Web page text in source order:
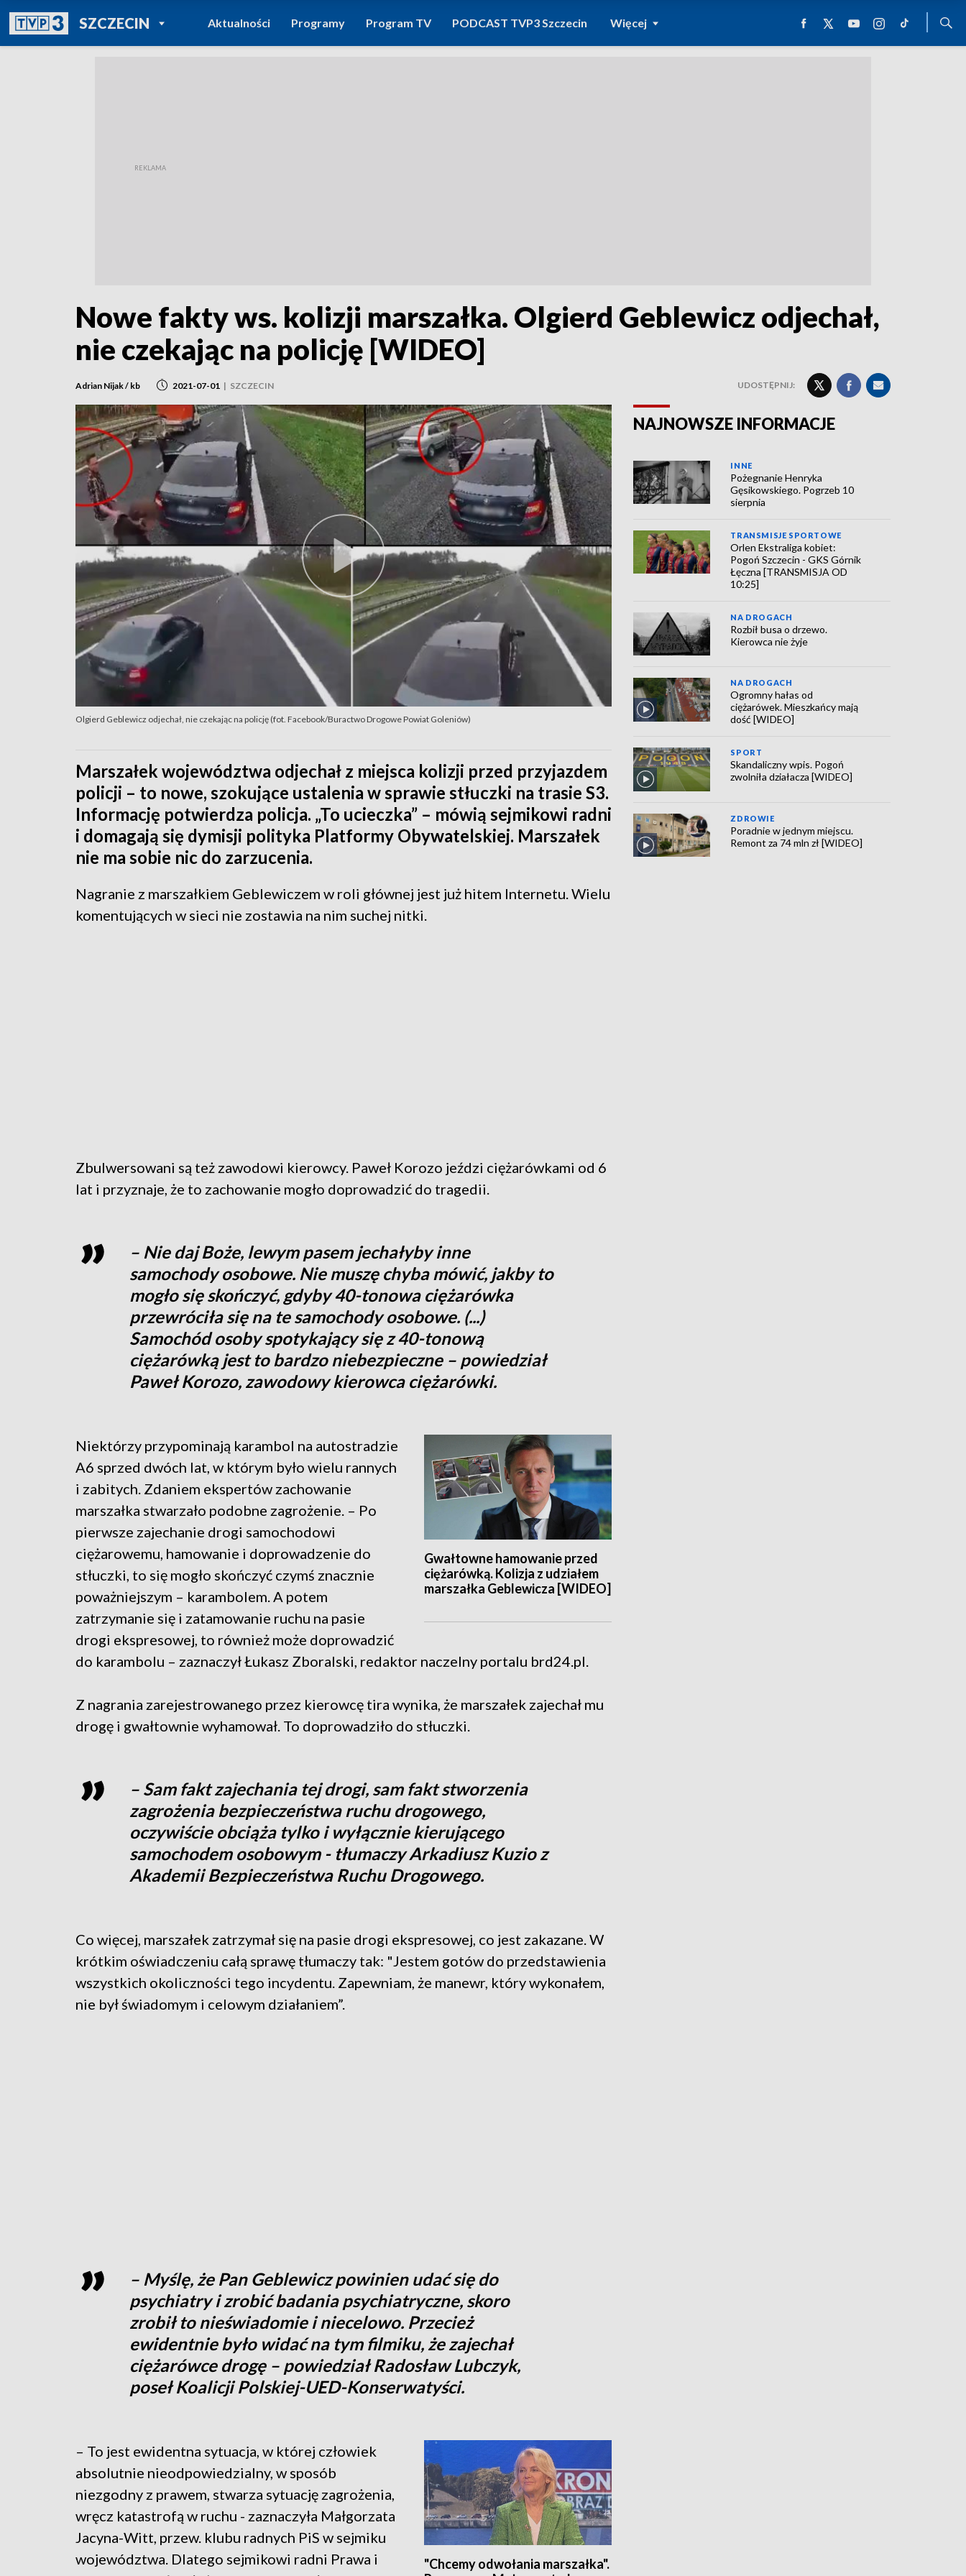
SZCZECINPOWRÓT DO
TVP REGIONY
Aktualności Programy Program TV PODCAST TVP3 Szczecin Więcej
Nowe fakty ws. kolizji marszałka. Olgierd Geblewicz odjechał,
nie czekając na policję [WIDEO]
Adrian Nijak / kb 2021-07-01 | SZCZECIN UDOSTĘPNIJ:
Olgierd Geblewicz odjechał, nie czekając na policję (fot. Facebook/Buractwo Drogowe Powiat Goleniów)
Marszałek województwa odjechał z miejsca kolizji przed przyjazdem
policji – to nowe, szokujące ustalenia w sprawie stłuczki na trasie S3.
Informację potwierdza policja. „To ucieczka” – mówią sejmikowi radni
i domagają się dymisji polityka Platformy Obywatelskiej. Marszałek
nie ma sobie nic do zarzucenia.
Nagranie z marszałkiem Geblewiczem w roli głównej jest już hitem Internetu. Wielu
komentujących w sieci nie zostawia na nim suchej nitki.
Zbulwersowani są też zawodowi kierowcy. Paweł Korozo jeździ ciężarówkami od 6
lat i przyznaje, że to zachowanie mogło doprowadzić do tragedii.
– Nie daj Boże, lewym pasem jechałyby inne
samochody osobowe. Nie muszę chyba mówić, jakby to
mogło się skończyć, gdyby 40-tonowa ciężarówka
przewróciła się na te samochody osobowe. (...)
Samochód osoby spotykający się z 40-tonową
ciężarówką jest to bardzo niebezpieczne – powiedział
Paweł Korozo, zawodowy kierowca ciężarówki.
Gwałtowne hamowanie przed
ciężarówką. Kolizja z udziałem
marszałka Geblewicza [WIDEO]
Niektórzy przypominają karambol na autostradzie
A6 sprzed dwóch lat, w którym było wielu rannych
i zabitych. Zdaniem ekspertów zachowanie
marszałka stwarzało podobne zagrożenie. – Po
pierwsze zajechanie drogi samochodowi
ciężarowemu, hamowanie i doprowadzenie do
stłuczki, to się mogło skończyć czymś znacznie
poważniejszym – karambolem. A potem
zatrzymanie się i zatamowanie ruchu na pasie
drogi ekspresowej, to również może doprowadzić
do karambolu – zaznaczył Łukasz Zboralski, redaktor naczelny portalu brd24.pl.
Z nagrania zarejestrowanego przez kierowcę tira wynika, że marszałek zajechał mu
drogę i gwałtownie wyhamował. To doprowadziło do stłuczki.
– Sam fakt zajechania tej drogi, sam fakt stworzenia
zagrożenia bezpieczeństwa ruchu drogowego,
oczywiście obciąża tylko i wyłącznie kierującego
samochodem osobowym - tłumaczy Arkadiusz Kuzio z
Akademii Bezpieczeństwa Ruchu Drogowego.
Co więcej, marszałek zatrzymał się na pasie drogi ekspresowej, co jest zakazane. W
krótkim oświadczeniu całą sprawę tłumaczy tak: "Jestem gotów do przedstawienia
wszystkich okoliczności tego incydentu. Zapewniam, że manewr, który wykonałem,
nie był świadomym i celowym działaniem”.
– Myślę, że Pan Geblewicz powinien udać się do
psychiatry i zrobić badania psychiatryczne, skoro
zrobił to nieświadomie i niecelowo. Przecież
ewidentnie było widać na tym filmiku, że zajechał
ciężarówce drogę – powiedział Radosław Lubczyk,
poseł Koalicji Polskiej-UED-Konserwatyści.
"Chcemy odwołania marszałka".
– To jest ewidentna sytuacja, w której człowiek
absolutnie nieodpowiedzialny, w sposób
niezgodny z prawem, stwarza sytuację zagrożenia,
wręcz katastrofą w ruchu - zaznaczyła Małgorzata
Jacyna-Witt, przew. klubu radnych PiS w sejmiku
województwa. Dlatego sejmikowi radni Prawa i
NAJNOWSZE INFORMACJE
INNE
Pożegnanie Henryka
Gęsikowskiego. Pogrzeb 10
sierpnia
TRANSMISJE SPORTOWE
Orlen Ekstraliga kobiet:
Pogoń Szczecin - GKS Górnik
Łęczna [TRANSMISJA OD
10:25]
NA DROGACH
Rozbił busa o drzewo.
Kierowca nie żyje
NA DROGACH
Ogromny hałas od
ciężarówek. Mieszkańcy mają
dość [WIDEO]
SPORT
Skandaliczny wpis. Pogoń
zwolniła działacza [WIDEO]
ZDROWIE
Poradnie w jednym miejscu.
Remont za 74 mln zł [WIDEO]